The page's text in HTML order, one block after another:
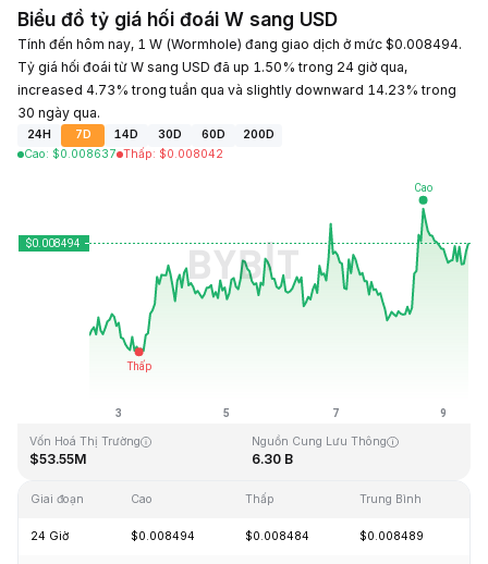
Biểu đồ tỷ giá hối đoái W sang USD
Tính đến hôm nay, 1 W (Wormhole) đang giao dịch ở mức $0.008494.
Tỷ giá hối đoái từ W sang USD đã up 1.50% trong 24 giờ qua,
increased 4.73% trong tuần qua và slightly downward 14.23% trong
30 ngày qua.
24H 7D 14D 30D 60D
200D
Cao: $0.008637 Thấp: $0.008042
Cập Nhật Lần Cuối: 2026-08-09, 11:06 GMT+0
Vốn Hoá Thị Trường
$53.55M
Nguồn Cung Lưu Thông
6.30 B
Giai đoạn Cao Thấp Trung Bình
24 Giờ $0.008494 $0.008484 $0.008489